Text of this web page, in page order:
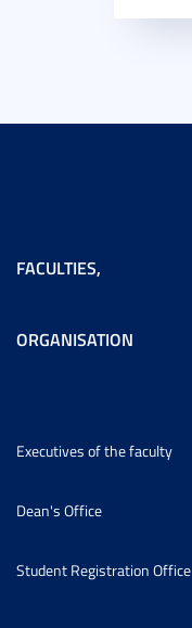
FACULTIES,
ORGANISATION
Executives of the faculty
Dean's Office
Student Registration Office